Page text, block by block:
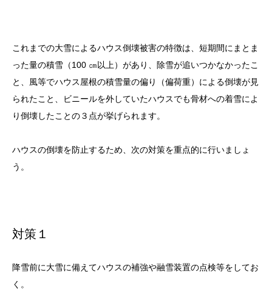
これまでの大雪によるハウス倒壊被害の特徴は、短期間にまとま
った量の積雪（100 ㎝以上）があり、除雪が追いつかなかったこ
と、風等でハウス屋根の積雪量の偏り（偏荷重）による倒壊が見
られたこと、ビニールを外していたハウスでも骨材への着雪によ
り倒壊したことの３点が挙げられます。
ハウスの倒壊を防止するため、次の対策を重点的に行いましょ
う。
対策１
降雪前に大雪に備えてハウスの補強や融雪装置の点検等をしてお
く。